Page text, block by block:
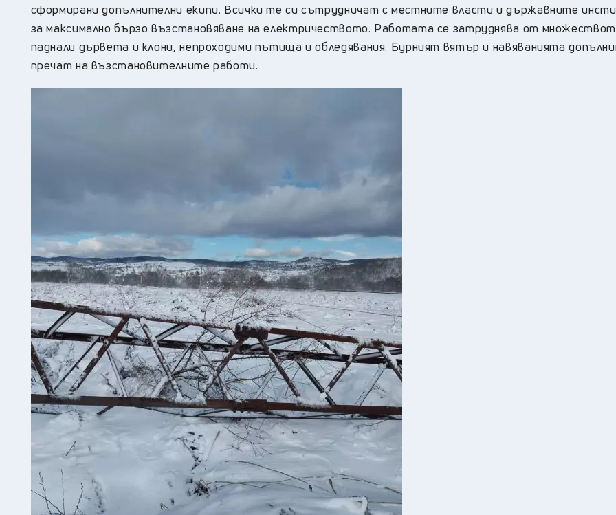
сформирани допълнителни екипи. Всички те си сътрудничат с местните власти и държавните
за максимално бързо възстановяване на електричеството. Работата се затруднява от
паднали дървета и клони, непроходими пътища и обледявания. Бурният вятър и навяванията
пречат на възстановителните работи.